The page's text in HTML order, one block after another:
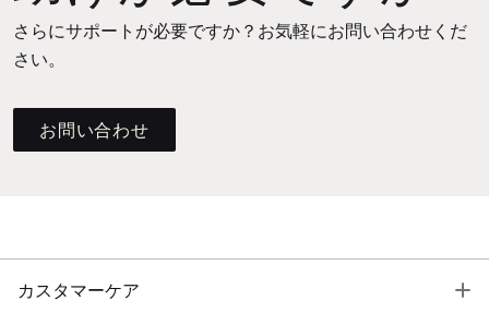
さらにサポートが必要ですか？お気軽にお問い合わせくだ
さい。
お問い合わせ
カスタマーケア